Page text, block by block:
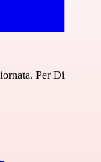
Per Di